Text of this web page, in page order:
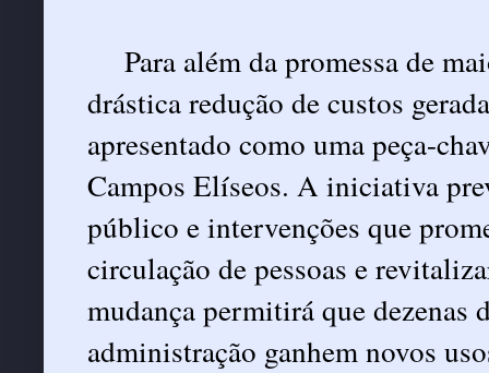
Para além da promessa de
drástica redução de custos
apresentado como uma peça-
Campos Elíseos. A iniciativa
público e intervenções que
circulação de pessoas e
mudança permitirá que dezenas
administração ganhem novos